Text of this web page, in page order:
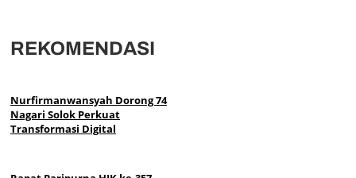
REKOMENDASI
Nurfirmanwansyah Dorong 74
Nagari Solok Perkuat
Transformasi Digital